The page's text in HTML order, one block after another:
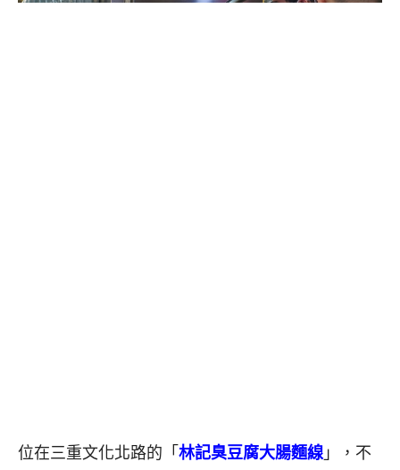
位在三重文化北路的「 林記臭豆腐大腸麵線」，不